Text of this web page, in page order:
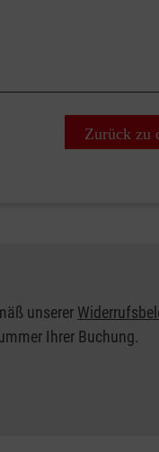
Zurück zu
unserer
Ihrer Buchung.